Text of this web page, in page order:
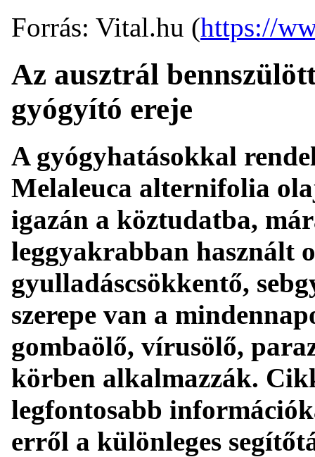
Forrás: Vital.hu (https://
Az ausztrál
gyógyító ereje
A gyógyhatásokkal
Melaleuca alternifolia
igazán a köztudatba,
leggyakrabban használt
gyulladáscsökkentő,
szerepe van a
gombaölő, vírusölő,
körben alkalmazzák.
legfontosabb
erről a különleges